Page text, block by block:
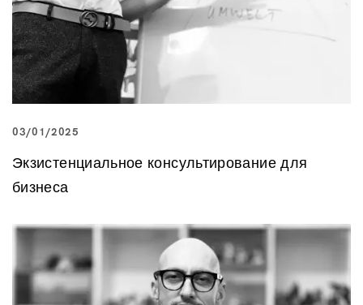
03/01/2025
Экзистенциальное консультирование для
бизнеса